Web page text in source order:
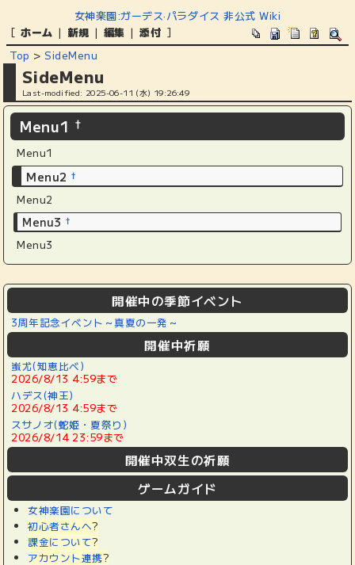
女神楽園:ガーデス·パラダイス 非公式 Wiki
[ ホーム | 新規 | 編集 | 添付 ]
Top >SideMenu
SideMenu
Last-modified: 2025-06-11 (水) 19:26:49
開催中の季節イベント
3周年記念イベント～真夏の一発～
開催中祈願
蚩尤(知恵比べ)
2026/8/13 4:59まで
ハデス(神王)
2026/8/13 4:59まで
スサノオ(蛇姫・夏祭り)
2026/8/14 23:59まで
開催中双生の祈願
ゲームガイド
女神楽園について
初心者さんへ?
課金について?
アカウント連携?
Menu1 †
Menu1
Menu2 †
Menu2
Menu3 †
Menu3